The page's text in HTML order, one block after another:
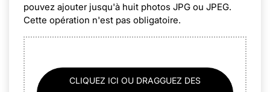
pouvez ajouter jusqu'à huit photos JPG ou JPEG.
Cette opération n'est pas obligatoire.
CLIQUEZ ICI OU DRAGGUEZ DES